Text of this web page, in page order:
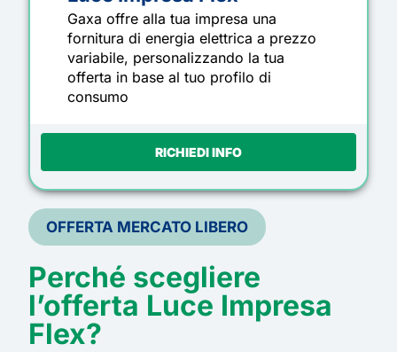
OFFERTA MERCATO LIBERO
Perché scegliere
l’offerta Luce Impresa
Flex?
Gaxa offre alla tua impresa una
fornitura di energia elettrica a prezzo
variabile, personalizzando la tua
offerta in base al tuo profilo di
consumo
RICHIEDI INFO